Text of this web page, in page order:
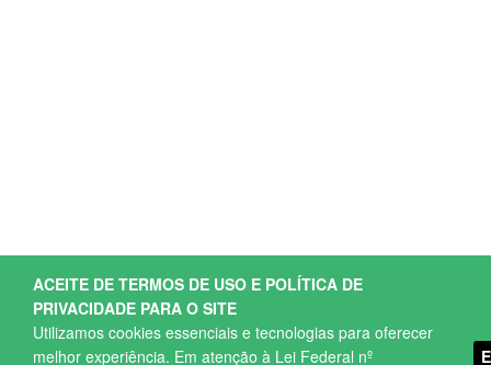
ACEITE DE TERMOS DE USO E POLÍTICA DE
PRIVACIDADE PARA O SITE
Utilizamos cookies essenciais e tecnologias para oferecer
melhor experiência. Em atenção à Lei Federal nº